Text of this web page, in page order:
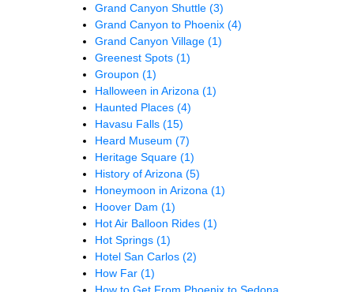
Grand Canyon Shuttle (3)
Grand Canyon to Phoenix (4)
Grand Canyon Village (1)
Greenest Spots (1)
Groupon (1)
Halloween in Arizona (1)
Haunted Places (4)
Havasu Falls (15)
Heard Museum (7)
Heritage Square (1)
History of Arizona (5)
Honeymoon in Arizona (1)
Hoover Dam (1)
Hot Air Balloon Rides (1)
Hot Springs (1)
Hotel San Carlos (2)
How Far (1)
How to Get From Phoenix to Sedona